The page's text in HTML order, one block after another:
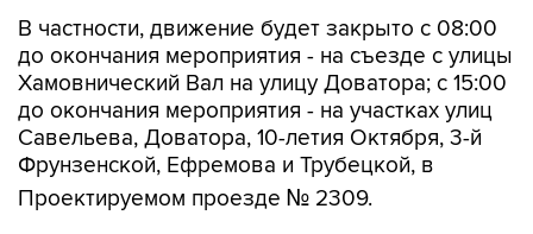
В частности, движение будет закрыто с 08:00
до окончания мероприятия - на съезде с улицы
Хамовнический Вал на улицу Доватора; с 15:00
до окончания мероприятия - на участках улиц
Савельева, Доватора, 10-летия Октября, 3-й
Фрунзенской, Ефремова и Трубецкой, в
Проектируемом проезде № 2309.